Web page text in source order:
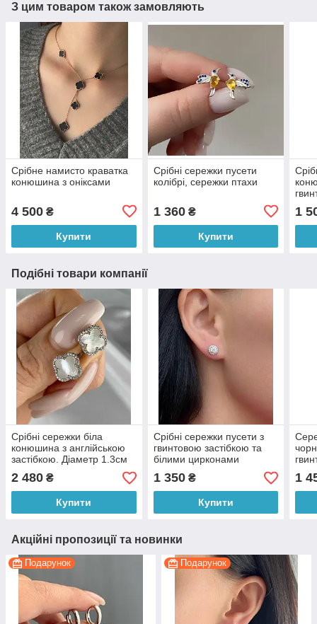
З цим товаром також замовляють
Срібне намисто краватка
конюшина з оніксами
4 500 ₴
Купити
Срібні сережки пусети
колібрі, сережки птахи
1 360₴
Купити
1
Подібні товари компанії
Срібні сережки біла
конюшина з англійською
застібкою. Діаметр 1.3см
2 480 ₴
Купити
Срібні сережки пусети з
гвинтовою застібкою та
білими цирконами
1 350₴
Купити
1
Акційні пропозиції та новинки
Подарунок Подарунок